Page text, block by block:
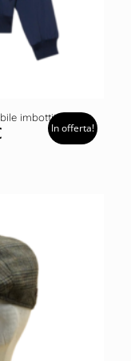
imbottito
In offerta!